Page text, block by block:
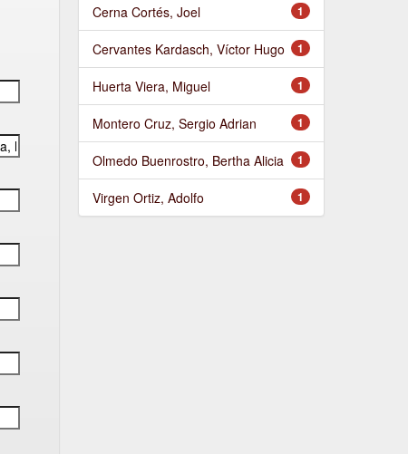
1
Cerna Cortés, Joel
1
Cervantes Kardasch, Víctor Hugo
1
Huerta Viera, Miguel
1
Montero Cruz, Sergio Adrian
1
Olmedo Buenrostro, Bertha Alicia
1
Virgen Ortiz, Adolfo